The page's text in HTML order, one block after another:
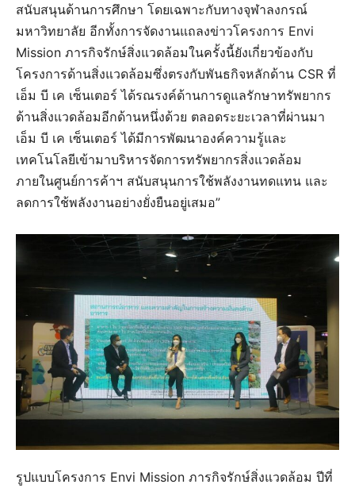
สนับสนุนด้านการศึกษา โดยเฉพาะกับทางจุฬาลงกรณ์
มหาวิทยาลัย อีกทั้งการจัดงานแถลงข่าวโครงการ Envi
Mission ภารกิจรักษ์สิ่งแวดล้อมในครั้งนี้ยังเกี่ยวข้องกับ
โครงการด้านสิ่งแวดล้อมซึ่งตรงกับพันธกิจหลักด้าน CSR ที่
เอ็ม บี เค เซ็นเตอร์ ได้รณรงค์ด้านการดูแลรักษาทรัพยากร
ด้านสิ่งแวดล้อมอีกด้านหนึ่งด้วย ตลอดระยะเวลาที่ผ่านมา
เอ็ม บี เค เซ็นเตอร์ ได้มีการพัฒนาองค์ความรู้และ
เทคโนโลยีเข้ามาบริหารจัดการทรัพยากรสิ่งแวดล้อม
ภายในศูนย์การค้าฯ สนับสนุนการใช้พลังงานทดแทน และ
ลดการใช้พลังงานอย่างยั่งยืนอยู่เสมอ”
รูปแบบโครงการ Envi Mission ภารกิจรักษ์สิ่งแวดล้อม ปีที่